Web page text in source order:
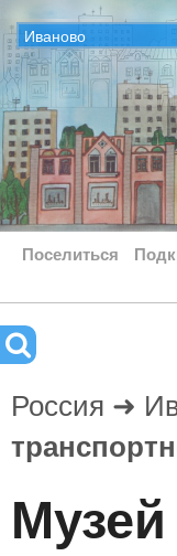
Иваново
Поселиться
Россия ➜